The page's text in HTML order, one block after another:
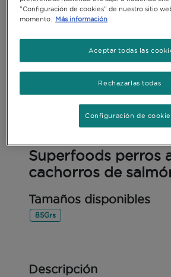
Superfoods perros
cachorros de
Tamaños disponibles
85Grs
Descripción
"Configuración de cookies" de nuestro sitio
momento.
Más información
Rechazarlas todas
Aceptar todas las
Configuración de